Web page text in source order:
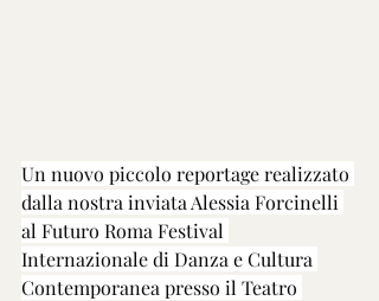
Un nuovo piccolo reportage realizzato
dalla nostra inviata Alessia Forcinelli
al Futuro Roma Festival
Internazionale di Danza e Cultura
Contemporanea presso il Teatro